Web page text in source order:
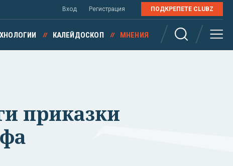
Вход Регистрация ПОДКРЕПЕТЕ CLUBZ
КАЛЕЙДОСКОП МНЕНИЯ
приказки